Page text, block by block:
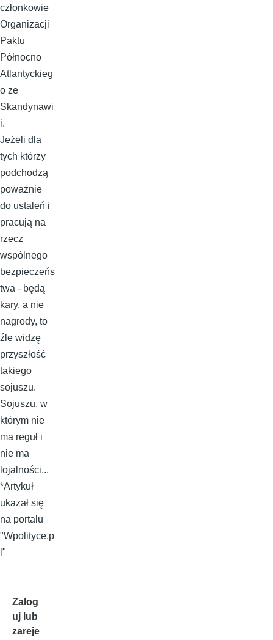
członkowie
Organizacji
Paktu
Północno
Atlantyckieg
o ze
Skandynawi
i.
Jeżeli dla
tych którzy
podchodzą
poważnie
do ustaleń i
pracują na
rzecz
wspólnego
bezpieczeńs
twa - będą
kary, a nie
nagrody, to
źle widzę
przyszłość
takiego
sojuszu.
Sojuszu, w
którym nie
ma reguł i
nie ma
lojalności...
*Artykuł
ukazał się
na portalu
"Wpolityce.p
l"
Zalog
uj lub
zareje